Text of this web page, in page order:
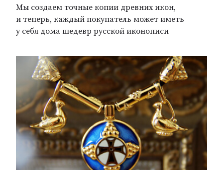
Мы создаем точные копии древних икон,
и теперь, каждый покупатель может иметь
у себя дома шедевр русской иконописи